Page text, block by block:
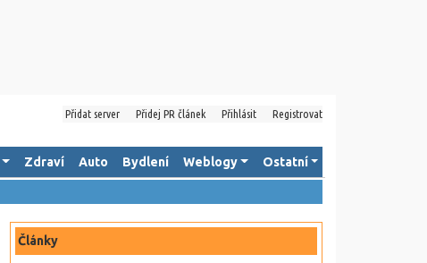
Přidat server Přidej PR článek Přihlásit Registrovat
Zdraví Auto Bydlení Weblogy
Ostatní
Články